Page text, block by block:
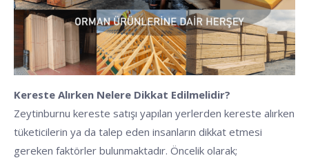
Kereste Alırken Nelere Dikkat Edilmelidir?
Zeytinburnu kereste satışı yapılan yerlerden kereste alırken
tüketicilerin ya da talep eden insanların dikkat etmesi
gereken faktörler bulunmaktadır. Öncelik olarak;